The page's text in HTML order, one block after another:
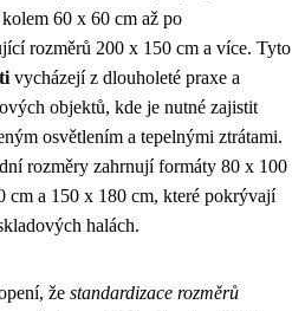
60 x 60 cm až po
rozměrů 200 x 150 cm a více. Tyto
vycházejí z dlouholeté praxe a
objektů, kde je nutné zajistit
osvětlením a tepelnými ztrátami.
rozměry zahrnují formáty 80 x 100
cm a 150 x 180 cm, které pokrývají
halách.
že standardizace rozměrů